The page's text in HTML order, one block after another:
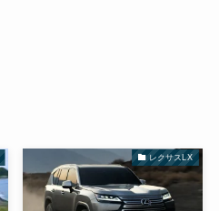
レクサスLX